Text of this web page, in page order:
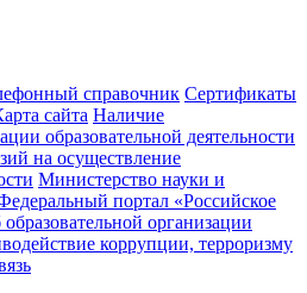
справочник Сертификаты
сайта Наличие
образовательной деятельности
на осуществление
Министерствo науки и
портал «Российское
организации
коррупции, терроризму